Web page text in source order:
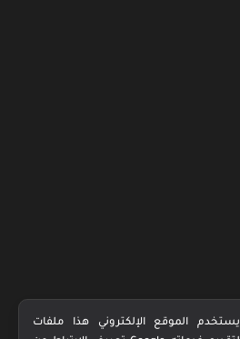
يستخدم الموقع الإلكتروني هذا ملفات